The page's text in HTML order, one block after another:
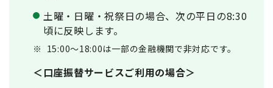
土曜・日曜・祝祭日の場合、次の平日の8:30
頃に反映します。
※ 15:00～18:00は一部の金融機関で非対応です。
＜口座振替サービスご利用の場合＞